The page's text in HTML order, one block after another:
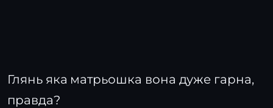
Глянь яка матрьошка вона дуже гарна,
правда?